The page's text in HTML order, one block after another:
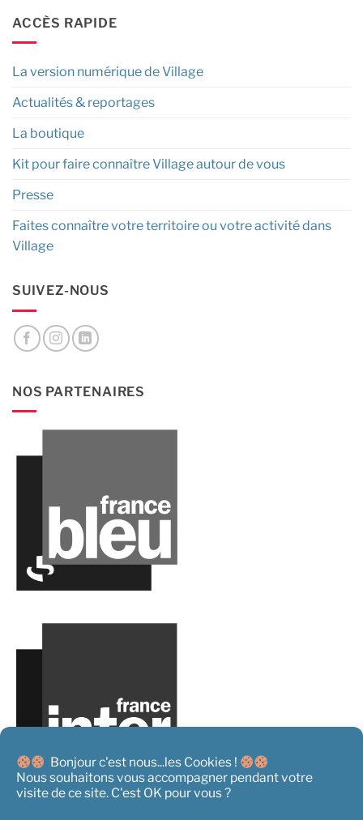
Bonjour c'est nous...les Cookies !
Nous souhaitons vous accompagner pendant votre
visite de ce site. C'est OK pour vous ?
ACCÈS RAPIDE
La version numérique de Village
Actualités & reportages
La boutique
Kit pour faire connaître Village autour de vous
Presse
Faites connaître votre territoire ou votre activité dans
Village
SUIVEZ-NOUS
NOS PARTENAIRES